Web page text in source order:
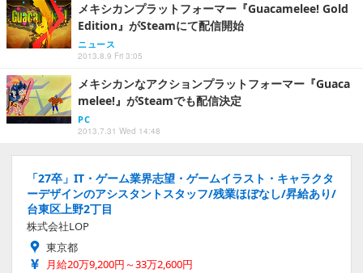
メキシカンプラットフォーマー『Guacamelee! Gold
Edition』がSteamにて配信開始
ニュース
2013.8.9 Fri 3:05
メキシカンなアクションプラットフォーマー『Guaca
melee!』がSteamでも配信決定
PC
2013.7.31 Wed 14:48
「27卒」IT・ゲーム業界志望・ゲームイラスト・キャラクタ
ーデザインのアシスタントスタッフ/残業ほぼなし/昇給あり/
台東区上野2丁目
株式会社LOP
東京都
月給20万9,200円～33万2,600円